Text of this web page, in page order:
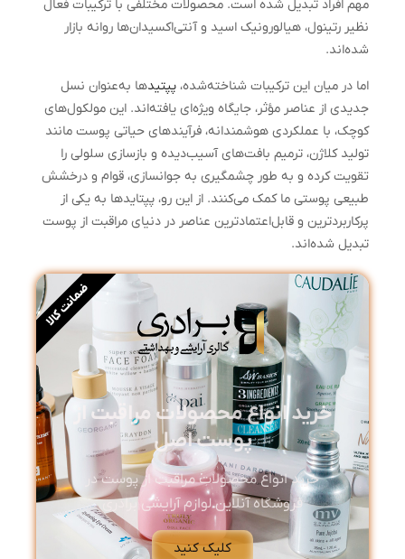
مهم افراد تبدیل شده است. محصولات مختلفی با ترکیبات فعال
نظیر رتینول، هیالورونیک اسید و آنتی‌اکسیدان‌ها روانه بازار
شده‌اند.
اما در میان این ترکیبات شناخته‌شده، پپتیدها به‌عنوان نسل
جدیدی از عناصر مؤثر، جایگاه ویژه‌ای یافته‌اند. این مولکول‌های
کوچک، با عملکردی هوشمندانه، فرآیندهای حیاتی پوست مانند
تولید کلاژن، ترمیم بافت‌های آسیب‌دیده و بازسازی سلولی را
تقویت کرده و به طور چشمگیری به جوانسازی، قوام و درخشش
طبیعی پوستی ما کمک می‌کنند. از این رو، پپتایدها به یکی از
پرکاربردترین و قابل‌اعتمادترین عناصر در دنیای مراقبت از پوست
تبدیل شده‌اند.
خرید انواع محصولات مراقبت از
پوست اصل
خرید انواع محصولات مراقبت از پوست در
فروشگاه آنلاین لوازم آرایشی برادری
کلیک کنید
ضمانت کالا